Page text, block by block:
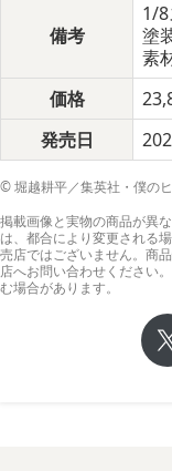
備考
1/8
塗
素
価格
発売日
© 堀越耕平／集英社・僕の
掲載画像と実物の商品が異
は、都合により変更される
売店ではございません。商
店へお問い合わせください
む場合があります。